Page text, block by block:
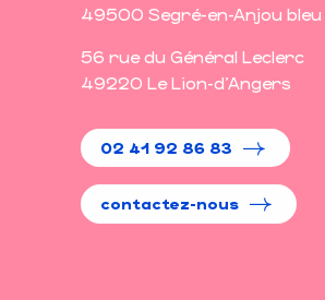
49500 Segré-en-Anjou bleu
56 rue du Général Leclerc
49220 Le Lion-d'Angers
02 41 92 86 83
contactez-nous